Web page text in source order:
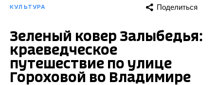
КУЛЬТУРА Поделиться
Зеленый ковер Залыбедья:
краеведческое
путешествие по улице
Гороховой во Владимире